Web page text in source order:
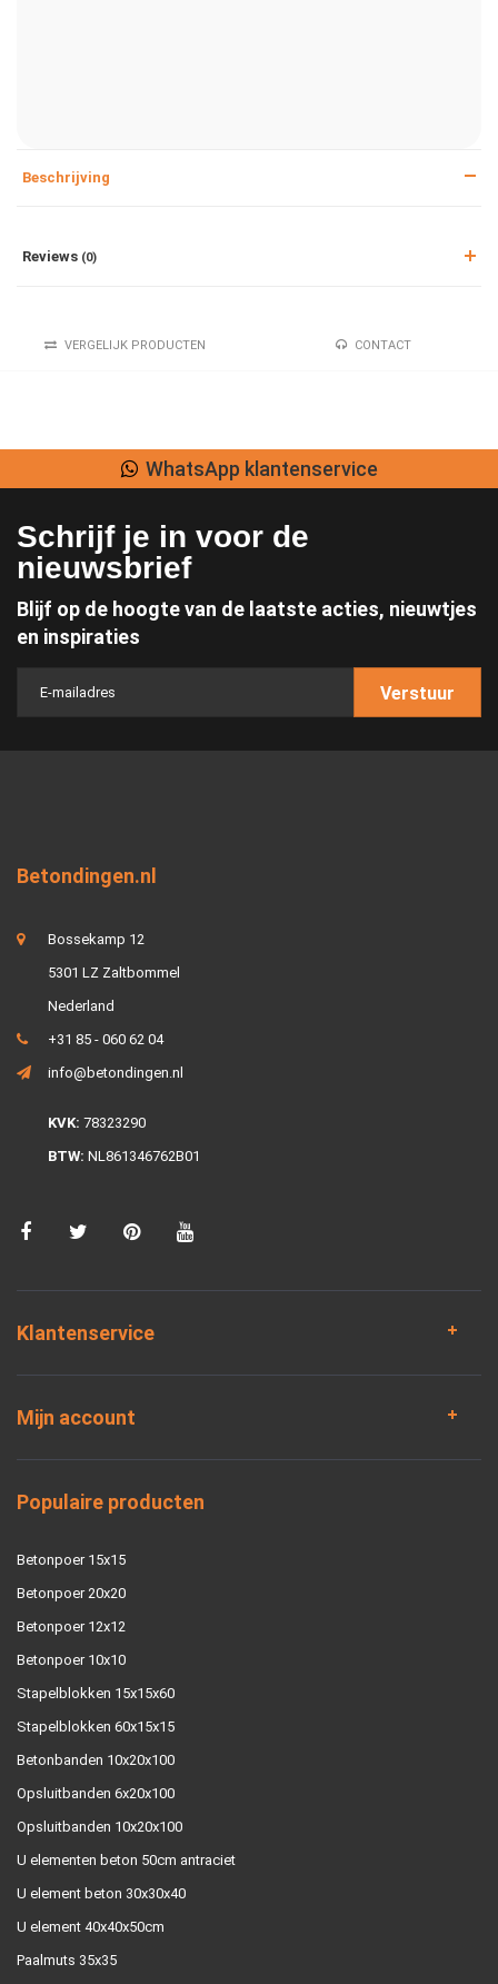
Beschrijving
Reviews (0)
VERGELIJK PRODUCTEN CONTACT
WhatsApp klantenservice
Schrijf je in voor de
nieuwsbrief
Blijf op de hoogte van de laatste acties, nieuwtjes
en inspiraties
Verstuur
Betondingen.nl
Bossekamp 12
5301 LZ Zaltbommel
Nederland
+31 85 - 060 62 04
info@betondingen.nl
KVK: 78323290
BTW: NL861346762B01
Klantenservice
Mijn account
Populaire producten
Betonpoer 15x15
Betonpoer 20x20
Betonpoer 12x12
Betonpoer 10x10
Stapelblokken 15x15x60
Stapelblokken 60x15x15
Betonbanden 10x20x100
Opsluitbanden 6x20x100
Opsluitbanden 10x20x100
U elementen beton 50cm antraciet
U element beton 30x30x40
U element 40x40x50cm
Paalmuts 35x35